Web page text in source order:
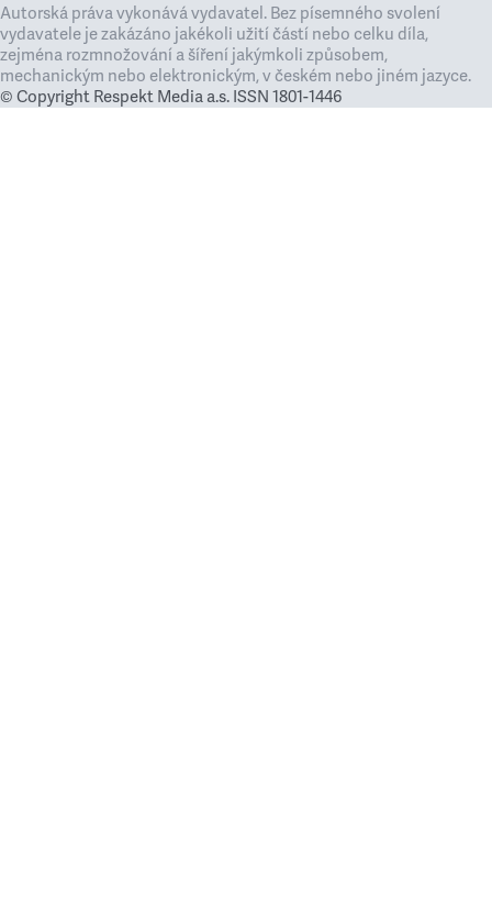
Autorská práva vykonává vydavatel. Bez písemného svolení
vydavatele je zakázáno jakékoli užití částí nebo celku díla,
zejména rozmnožování a šíření jakýmkoli způsobem,
mechanickým nebo elektronickým, v českém nebo jiném jazyce.
© Copyright Respekt Media a.s. ISSN 1801-1446